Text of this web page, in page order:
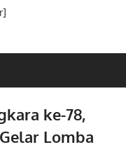
ke-78,
Lomba